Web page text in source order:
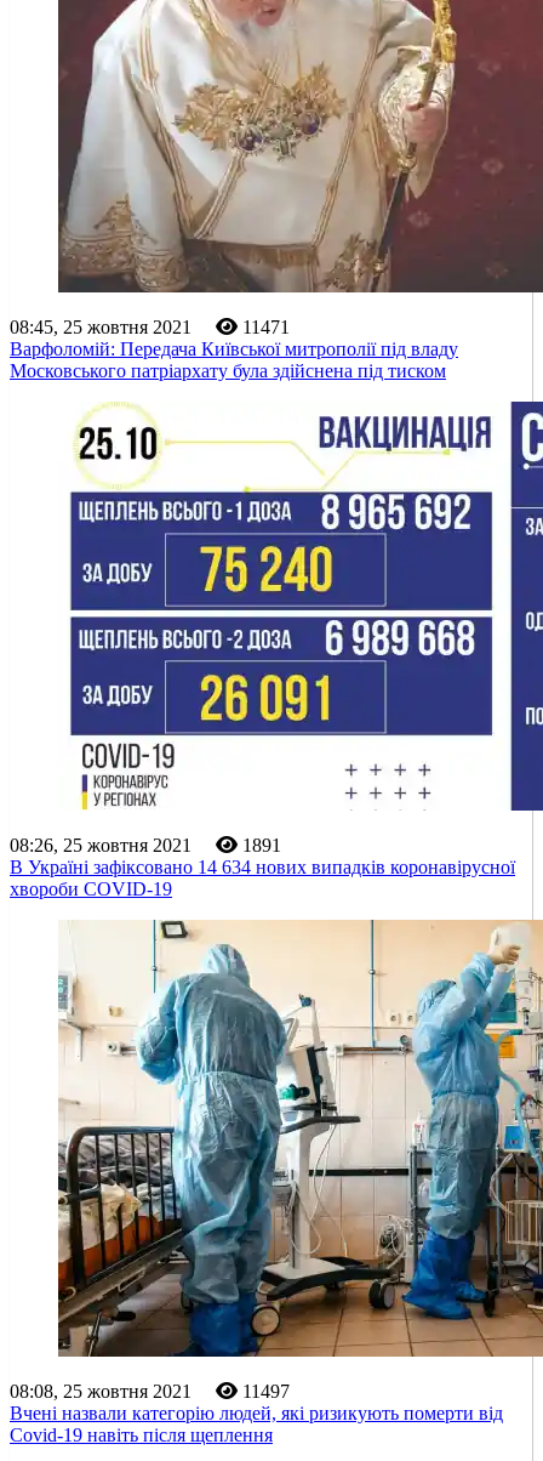
08:45, 25 жовтня 2021
11471
Варфоломій: Передача Київської митрополії під владу
Московського патріархату була здійснена під тиском
08:26, 25 жовтня 2021
1891
В Україні зафіксовано 14 634 нових випадків коронавірусної
хвороби COVID-19
08:08, 25 жовтня 2021
11497
Вчені назвали категорію людей, які ризикують померти від
Covid-19 навіть після щеплення